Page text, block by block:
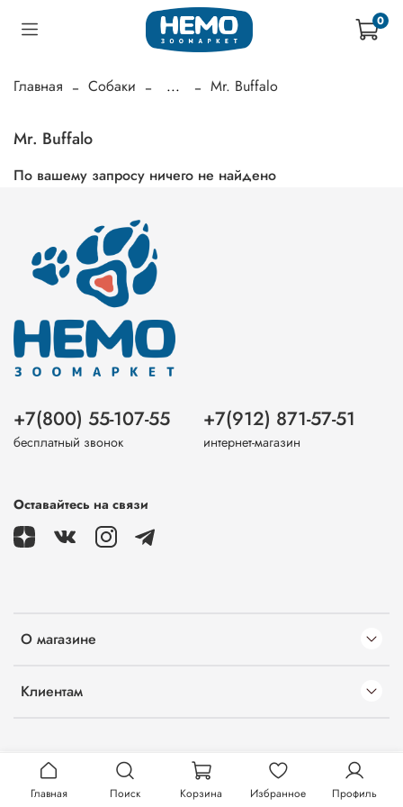
0
Главная Собаки ... Mr. Buffalo
Mr. Buffalo
По вашему запросу ничего не найдено
О магазине
Клиентам
+7(800) 55-107-55
бесплатный звонок
+7(912) 871-57-51
интернет-магазин
Оставайтесь на связи
Главная Поиск Корзина Избранное Профиль